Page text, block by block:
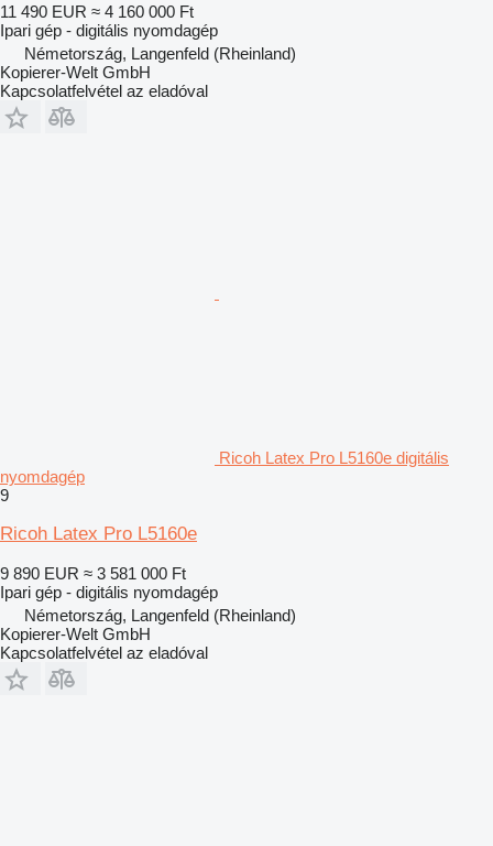
11 490 EUR ≈ 4 160 000 Ft
Ipari gép - digitális nyomdagép
Németország, Langenfeld (Rheinland)
Kopierer-Welt GmbH
Kapcsolatfelvétel az eladóval
Ricoh Latex Pro L5160e digitális
nyomdagép
9
Ricoh Latex Pro L5160e
9 890 EUR ≈ 3 581 000 Ft
Ipari gép - digitális nyomdagép
Németország, Langenfeld (Rheinland)
Kopierer-Welt GmbH
Kapcsolatfelvétel az eladóval